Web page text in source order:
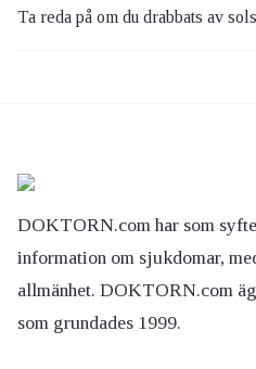
DOKTORN.com har som
information om sjukdomar,
allmänhet. DOKTORN.com
som grundades 1999.